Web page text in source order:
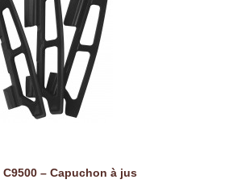
C9500 – Capuchon à jus